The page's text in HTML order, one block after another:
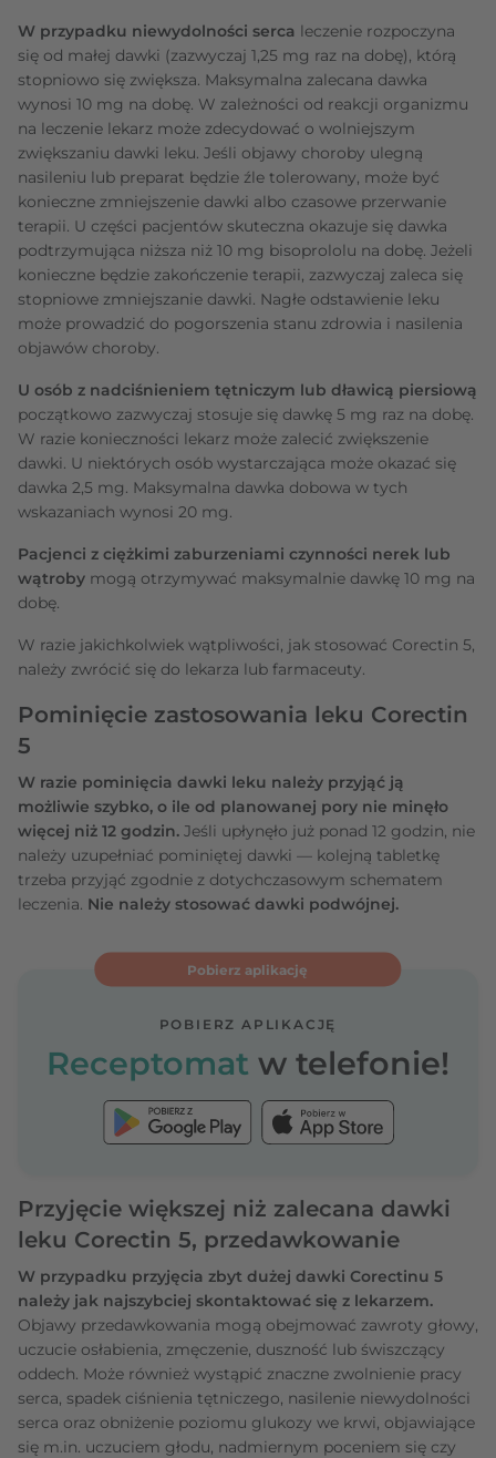
W przypadku niewydolności serca leczenie rozpoczyna
się od małej dawki (zazwyczaj 1,25 mg raz na dobę), którą
stopniowo się zwiększa. Maksymalna zalecana dawka
wynosi 10 mg na dobę. W zależności od reakcji organizmu
na leczenie lekarz może zdecydować o wolniejszym
zwiększaniu dawki leku. Jeśli objawy choroby ulegną
nasileniu lub preparat będzie źle tolerowany, może być
konieczne zmniejszenie dawki albo czasowe przerwanie
terapii. U części pacjentów skuteczna okazuje się dawka
podtrzymująca niższa niż 10 mg bisoprololu na dobę. Jeżeli
konieczne będzie zakończenie terapii, zazwyczaj zaleca się
stopniowe zmniejszanie dawki. Nagłe odstawienie leku
może prowadzić do pogorszenia stanu zdrowia i nasilenia
objawów choroby.
U osób z nadciśnieniem tętniczym lub dławicą piersiową
początkowo zazwyczaj stosuje się dawkę 5 mg raz na dobę.
W razie konieczności lekarz może zalecić zwiększenie
dawki. U niektórych osób wystarczająca może okazać się
dawka 2,5 mg. Maksymalna dawka dobowa w tych
wskazaniach wynosi 20 mg.
Pacjenci z ciężkimi zaburzeniami czynności nerek lub
wątroby mogą otrzymywać maksymalnie dawkę 10 mg na
dobę.
W razie jakichkolwiek wątpliwości, jak stosować Corectin 5,
należy zwrócić się do lekarza lub farmaceuty.
Pominięcie zastosowania leku Corectin
5
W razie pominięcia dawki leku należy przyjąć ją
możliwie szybko, o ile od planowanej pory nie minęło
więcej niż 12 godzin. Jeśli upłynęło już ponad 12 godzin, nie
należy uzupełniać pominiętej dawki — kolejną tabletkę
trzeba przyjąć zgodnie z dotychczasowym schematem
leczenia. Nie należy stosować dawki podwójnej.
Pobierz aplikację
POBIERZ APLIKACJĘ
Receptomat w telefonie!
Przyjęcie większej niż zalecana dawki
leku Corectin 5, przedawkowanie
W przypadku przyjęcia zbyt dużej dawki Corectinu 5
należy jak najszybciej skontaktować się z lekarzem.
Objawy przedawkowania mogą obejmować zawroty głowy,
uczucie osłabienia, zmęczenie, duszność lub świszczący
oddech. Może również wystąpić znaczne zwolnienie pracy
serca, spadek ciśnienia tętniczego, nasilenie niewydolności
serca oraz obniżenie poziomu glukozy we krwi, objawiające
się m.in. uczuciem głodu, nadmiernym poceniem się czy